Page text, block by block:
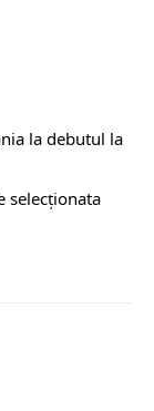
la debutul la
selecționata